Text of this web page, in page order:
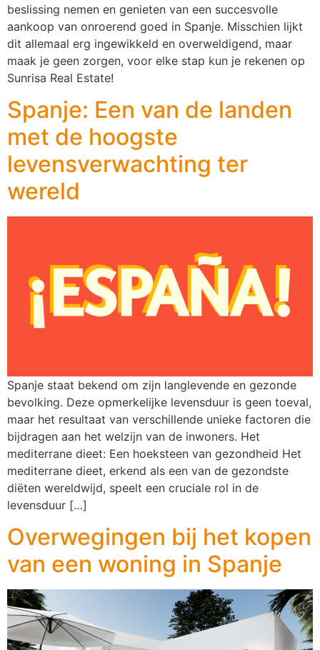
beslissing nemen en genieten van een succesvolle
aankoop van onroerend goed in Spanje. Misschien lijkt
dit allemaal erg ingewikkeld en overweldigend, maar
maak je geen zorgen, voor elke stap kun je rekenen op
Sunrisa Real Estate!
Spanje: Een van de landen
met de hoogste
levensverwachting ter
wereld
Spanje staat bekend om zijn langlevende en gezonde
bevolking. Deze opmerkelijke levensduur is geen toeval,
maar het resultaat van verschillende unieke factoren die
bijdragen aan het welzijn van de inwoners. Het
mediterrane dieet: Een hoeksteen van gezondheid Het
mediterrane dieet, erkend als een van de gezondste
diëten wereldwijd, speelt een cruciale rol in de
levensduur […]
Overwegingen bij het kopen
van een woning in Spanje